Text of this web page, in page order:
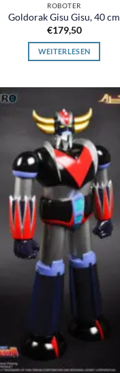
ROBOTER
Goldorak Gisu Gisu, 40 cm
€179,50
WEITERLESEN